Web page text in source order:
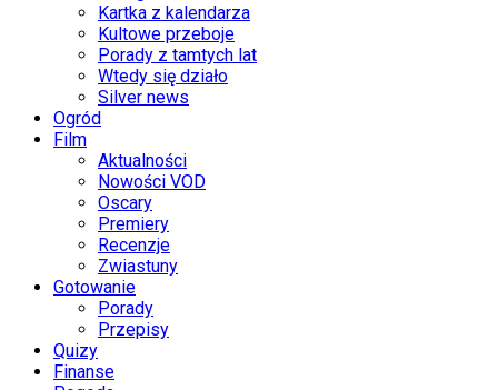
Kartka z kalendarza
Kultowe przeboje
Porady z tamtych lat
Wtedy się działo
Silver news
Ogród
Film
Aktualności
Nowości VOD
Oscary
Premiery
Recenzje
Zwiastuny
Gotowanie
Porady
Przepisy
Quizy
Finanse